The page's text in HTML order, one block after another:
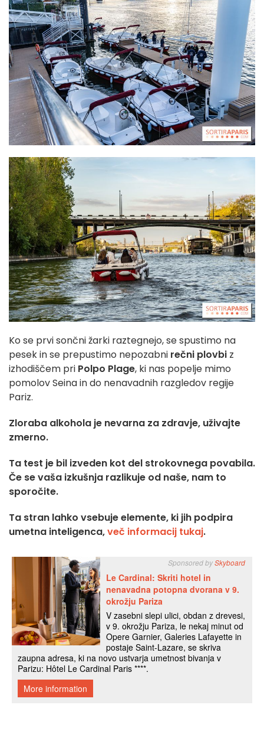
Ko se prvi sončni žarki raztegnejo, se spustimo na
pesek in se prepustimo nepozabni rečni plovbi z
izhodiščem pri Polpo Plage, ki nas popelje mimo
pomolov Seina in do nenavadnih razgledov regije
Pariz.
Zloraba alkohola je nevarna za zdravje, uživajte
zmerno.
Ta test je bil izveden kot del strokovnega povabila.
Če se vaša izkušnja razlikuje od naše, nam to
sporočite.
Ta stran lahko vsebuje elemente, ki jih podpira
umetna inteligenca,več informacij tukaj.